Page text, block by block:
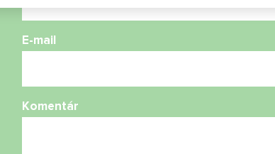
E-mail
Komentár